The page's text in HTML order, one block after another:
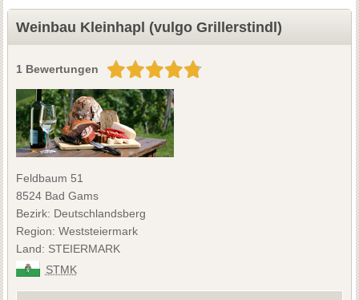
Weinbau Kleinhapl (vulgo Grillerstindl)
1 Bewertungen
Feldbaum 51
8524 Bad Gams
Bezirk: Deutschlandsberg
Region: Weststeiermark
Land: STEIERMARK
STMK